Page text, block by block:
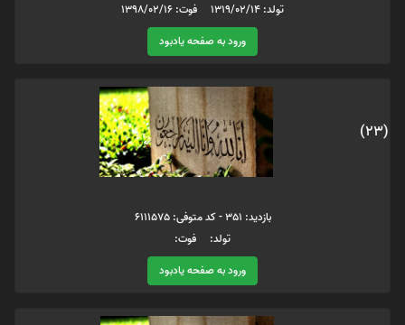
تولد: 1319/02/14 فوت: 1398/02/16
ورود به صفحه یادبود
(23)
بازدید: 351 - کد متوفی: 6111575
تولد: فوت:
ورود به صفحه یادبود